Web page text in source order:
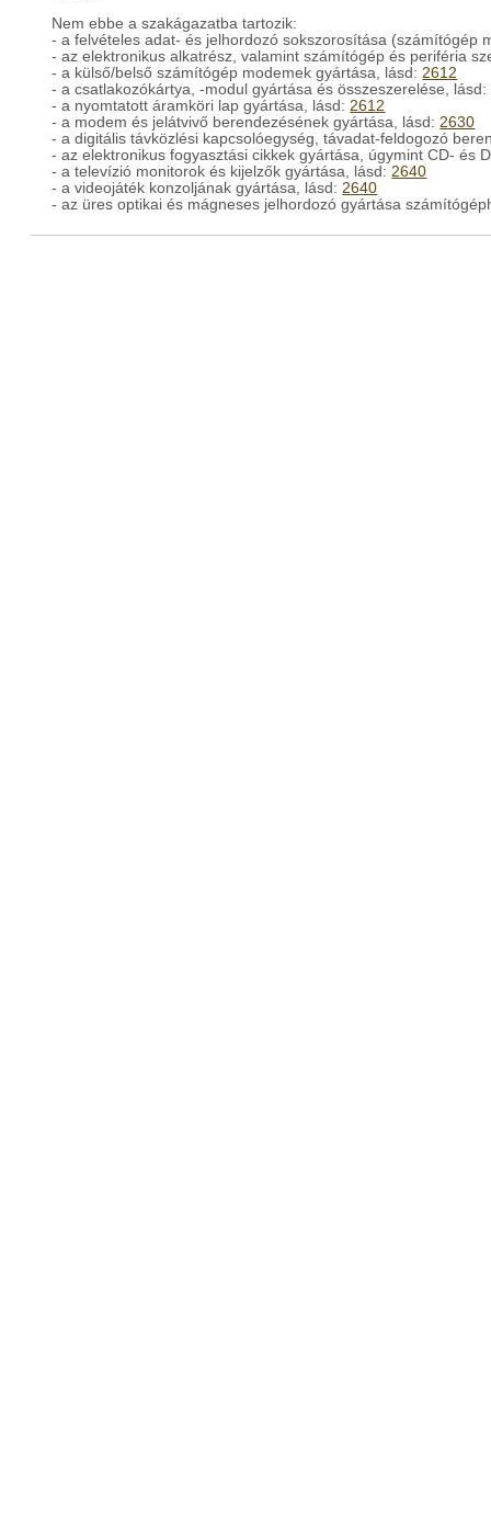
Nem ebbe a szakágazatba tartozik:
- a felvételes adat- és jelhordozó sokszorosítása (számítógép
- az elektronikus alkatrész, valamint számítógép és periféria
- a külső/belső számítógép modemek gyártása, lásd:2612
- a csatlakozókártya, -modul gyártása és összeszerelése, lásd:
- a nyomtatott áramköri lap gyártása, lásd:2612
- a modem és jelátvivő berendezésének gyártása, lásd:2630
- a digitális távközlési kapcsolóegység, távadat-feldogozó
- az elektronikus fogyasztási cikkek gyártása, úgymint CD- és
- a televízió monitorok és kijelzők gyártása, lásd:2640
- a videojáték konzoljának gyártása, lásd:2640
- az üres optikai és mágneses jelhordozó gyártása